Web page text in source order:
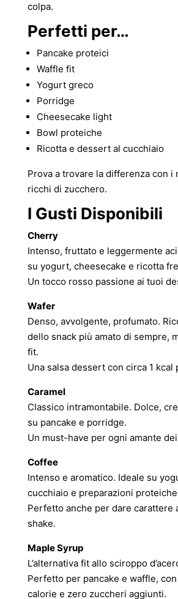
colpa.
Perfetti per…
Pancake proteici
Waffle fit
Yogurt greco
Porridge
Cheesecake light
Bowl proteiche
Ricotta e dessert al cucchiaio
Prova a trovare la differenza con i
ricchi di zucchero.
I Gusti Disponibili
Cherry
Intenso, fruttato e leggermente
su yogurt, cheesecake e ricotta
Un tocco rosso passione ai tuoi
Wafer
Denso, avvolgente, profumato.
dello snack più amato di sempre,
fit.
Una salsa dessert con circa 1 kcal
Caramel
Classico intramontabile. Dolce,
su pancake e porridge.
Un must-have per ogni amante
Coffee
Intenso e aromatico. Ideale su
cucchiaio e preparazioni
Perfetto anche per dare carattere
shake.
Maple Syrup
L’alternativa fit allo sciroppo
Perfetto per pancake e waffle,
calorie e zero zuccheri aggiunti.